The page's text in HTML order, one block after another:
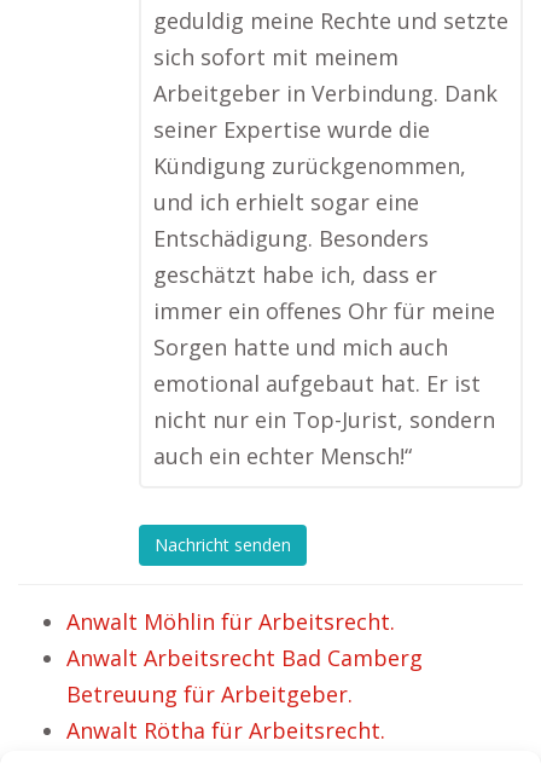
geduldig meine Rechte und setzte
sich sofort mit meinem
Arbeitgeber in Verbindung. Dank
seiner Expertise wurde die
Kündigung zurückgenommen,
und ich erhielt sogar eine
Entschädigung. Besonders
geschätzt habe ich, dass er
immer ein offenes Ohr für meine
Sorgen hatte und mich auch
emotional aufgebaut hat. Er ist
nicht nur ein Top-Jurist, sondern
auch ein echter Mensch!“
Nachricht senden
Anwalt Möhlin für Arbeitsrecht.
Anwalt Arbeitsrecht Bad Camberg
Betreuung für Arbeitgeber.
Anwalt Rötha für Arbeitsrecht.